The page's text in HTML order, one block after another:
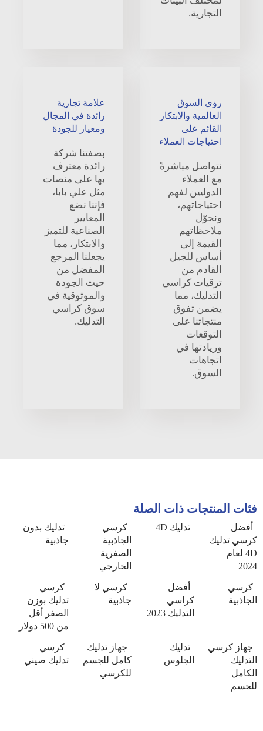
التجارية.
رؤى السوق
العالمية والابتكار
القائم على
احتياجات العملاء
نتواصل مباشرةً
مع العملاء
الدوليين لفهم
احتياجاتهم،
ونحوّل
ملاحظاتهم
القيمة إلى
أساس للجيل
القادم من
ترقيات كراسي
التدليك، مما
يضمن تفوق
منتجاتنا على
التوقعات
وريادتها في
اتجاهات
السوق.
علامة تجارية
رائدة في المجال
ومعيار للجودة
بصفتنا شركة
رائدة معترف
بها على منصات
مثل علي بابا،
فإننا نضع
المعايير
الصناعية للتميز
والابتكار، مما
يجعلنا المرجع
المفضل من
حيث الجودة
والموثوقية في
سوق كراسي
التدليك.
فئات المنتجات ذات الصلة
أفضل
كرسي تدليك
4D لعام
2024
تدليك 4D
كرسي
الجاذبية
الصفرية
الخارجي
تدليك بدون
جاذبية
كرسي
الجاذبية
أفضل
كراسي
التدليك 2023
كرسي لا
جاذبية
كرسي
تدليك بوزن
الصفر أقل
من 500 دولار
جهاز كرسي
التدليك
الكامل
للجسم
تدليك
الجلوس
جهاز تدليك
كامل للجسم
للكرسي
كرسي
تدليك صيني